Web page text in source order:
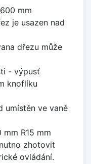
600 mm
je usazen nad
dřezu může
- výpusť
knoflíku
umístěn ve vaně
R15 mm
zhotovit
ovládání.